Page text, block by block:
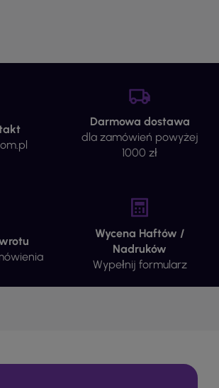
Darmowa dostawa
dla zamówień powyżej
1000 zł
Wycena Haftów /
Nadruków
Wypełnij formularz